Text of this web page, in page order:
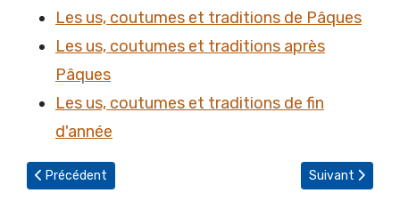
Les us, coutumes et traditions de Pâques
Les us, coutumes et traditions après
Pâques
Les us, coutumes et traditions de fin
d'année
Article précédent : Les maisons de forgerons
Précédent Article suivant
Suivant